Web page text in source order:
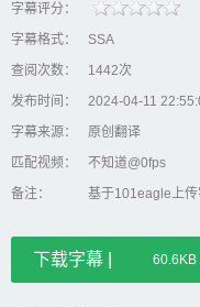
字幕评分：
字幕格式：
SSA
查阅次数：
1442次
发布时间：
2024-04-11
字幕来源：
原创翻译
匹配视频：
不知道@0fps
备注：
基于101eagle上
下载字幕 | 60.6KB